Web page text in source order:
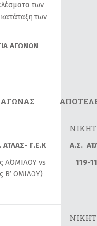
των
των
ΑΓΩΝΩΝ
ΑΓΩΝΑΣ
ΑΤΛΑΣ- Γ.Ε.Κ
Α΄ΟΜΙΛΟΥ vs
Β’ ΟΜΙΛΟΥ)
Α.Σ.
119-